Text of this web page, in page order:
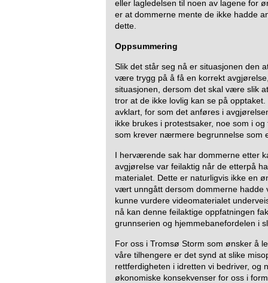
eller lagledelsen til noen av lagene for
er at dommerne mente de ikke hadde
dette.
Oppsummering
Slik det står seg nå er situasjonen den
være trygg på å få en korrekt
situasjonen, dersom det skal være slik
tror at de ikke lovlig kan se på
avklart, for som det anføres i
ikke brukes i protestsaker, noe som i
som krever nærmere begrunnelse som
I herværende sak har dommerne etter
avgjørelse var feilaktig når de etterpå
materialet. Dette er naturligvis ikke en
vært unngått dersom dommerne
kunne vurdere videomaterialet
nå kan denne feilaktige oppfatningen
grunnserien og hjemmebanefordelen i
For oss i Tromsø Storm som ønsker å
våre tilhengere er det synd at slike
rettferdigheten i idretten vi bedriver, og
økonomiske konsekvenser for oss i